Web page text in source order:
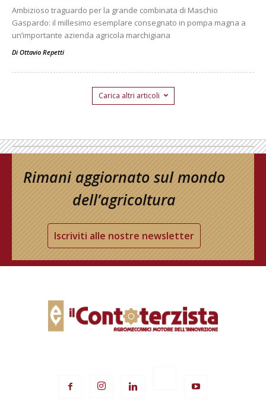
Ambizioso traguardo per la grande combinata di Maschio
Gaspardo: il millesimo esemplare consegnato in pompa magna a
un’importante azienda agricola marchigiana
Di Ottavio Repetti
Carica altri articoli
Rimani aggiornato sul mondo
dell’agricoltura
Iscriviti alle nostre newsletter